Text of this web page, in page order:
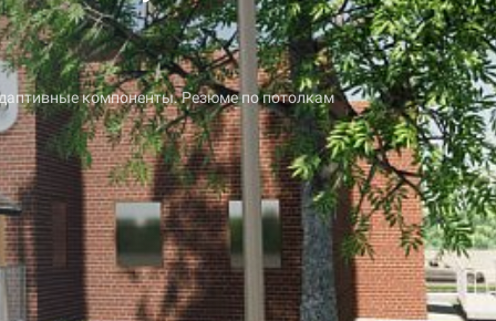
компоненты. Резюме по потолкам